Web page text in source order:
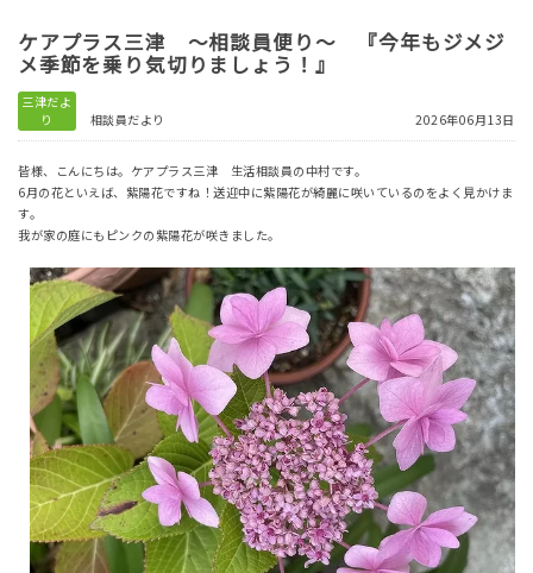
ケアプラス三津 ～相談員便り～ 『今年もジメジ
メ季節を乗り気切りましょう！』
三津だよ
り
相談員だより 2026年06月13日
皆様、こんにちは。ケアプラス三津 生活相談員の中村です。
6月の花といえば、紫陽花ですね！送迎中に紫陽花が綺麗に咲いているのをよく見かけま
す。
我が家の庭にもピンクの紫陽花が咲きました。